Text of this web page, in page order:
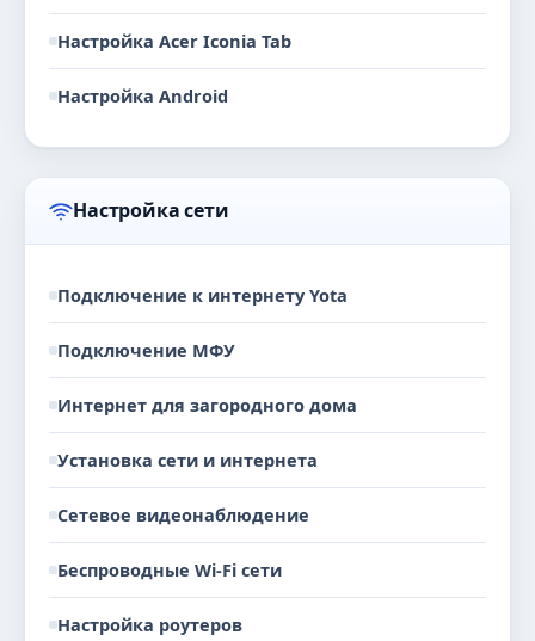
Настройка Acer Iconia Tab
Настройка Android
Настройка сети
Подключение к интернету Yota
Подключение МФУ
Интернет для загородного дома
Установка сети и интернета
Сетевое видеонаблюдение
Беспроводные Wi-Fi сети
Настройка роутеров